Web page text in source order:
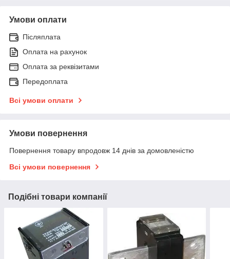
Умови оплати
Післяплата
Оплата на рахунок
Оплата за реквізитами
Передоплата
Всі умови оплати
Умови повернення
Повернення товару впродовж 14 днів за домовленістю
Всі умови повернення
Подібні товари компанії